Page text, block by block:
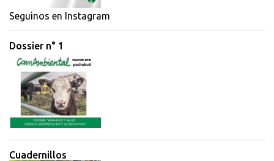
Seguinos en Instagram
Dossier n° 1
Cuadernillos